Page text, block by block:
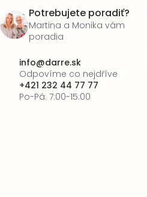
Potrebujete poradiť?
Martina a Monika vám
poradia
info@darre.sk
Odpovíme co nejdříve
+421 232 44 77 77
Po-Pá: 7:00-15:00